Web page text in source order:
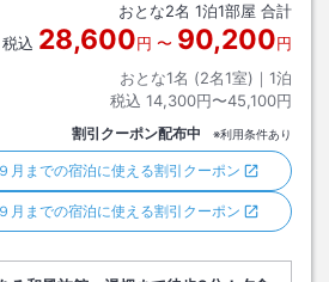
おとな2名 1泊1部屋 合計
税込 28,600円 〜 90,200円
おとな1名 (2名1室)｜ 1泊
税込 14,300円〜45,100円
割引クーポン配布中 ※利用条件あり
９月までの宿泊に使える割引クーポン
９月までの宿泊に使える割引クーポン